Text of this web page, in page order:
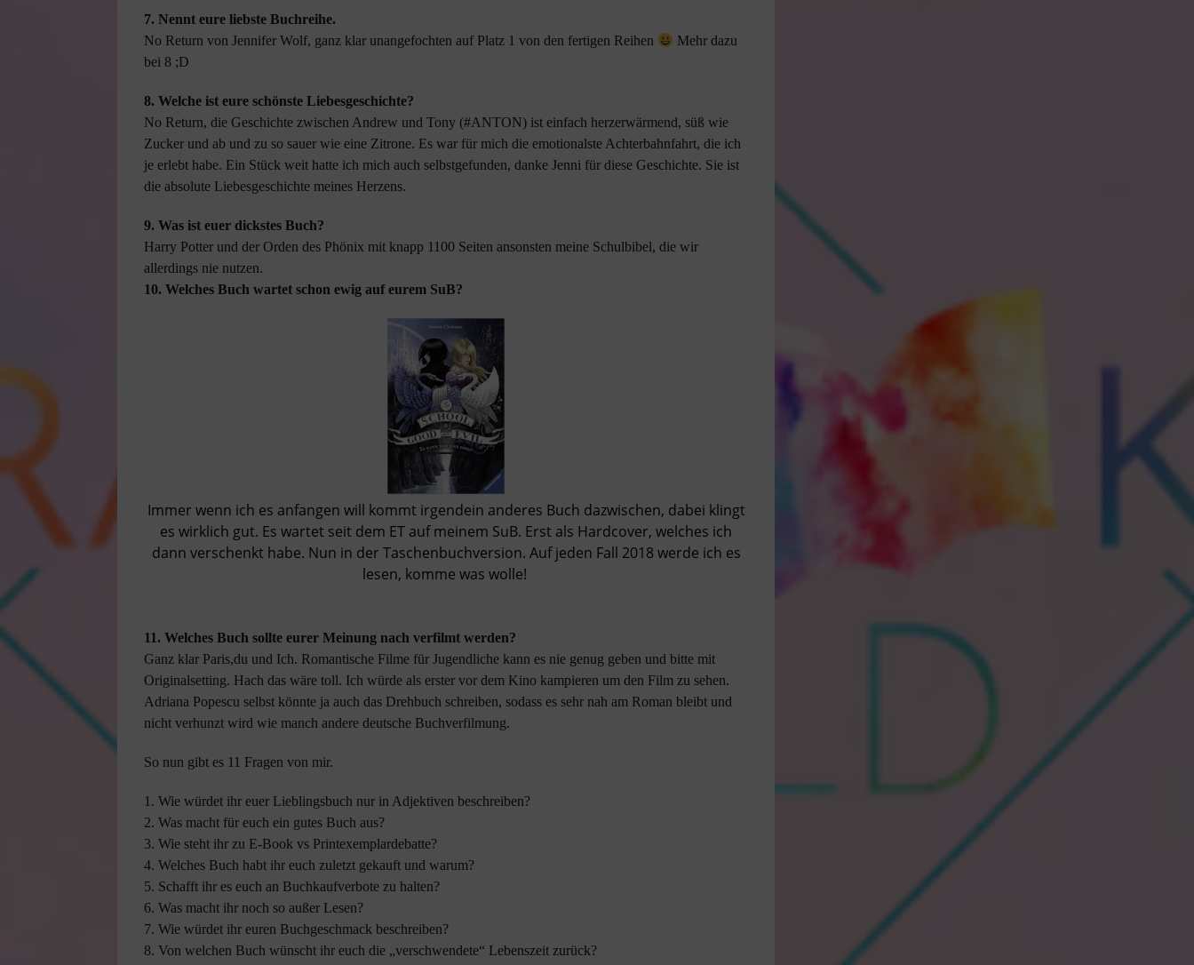
7. Nennt eure liebste Buchreihe.
No Return von Jennifer Wolf, ganz klar unangefochten auf Platz 1 von den fertigen Reihen
Mehr dazu
bei 8 ;D
8. Welche ist eure schönste Liebesgeschichte?
No Return, die Geschichte zwischen Andrew und Tony (#ANTON) ist einfach herzerwärmend, süß wie
Zucker und ab und zu so sauer wie eine Zitrone. Es war für mich die emotionalste Achterbahnfahrt, die ich
je erlebt habe. Ein Stück weit hatte ich mich auch selbstgefunden, danke Jenni für diese Geschichte. Sie ist
die absolute Liebesgeschichte meines Herzens.
9. Was ist euer dickstes Buch?
Harry Potter und der Orden des Phönix mit knapp 1100 Seiten ansonsten meine Schulbibel, die wir
allerdings nie nutzen.
10. Welches Buch wartet schon ewig auf eurem SuB?
Immer wenn ich es anfangen will kommt irgendein anderes Buch dazwischen, dabei klingt
es wirklich gut. Es wartet seit dem ET auf meinem SuB. Erst als Hardcover, welches ich
dann verschenkt habe. Nun in der Taschenbuchversion. Auf jeden Fall 2018 werde ich es
lesen, komme was wolle!
11. Welches Buch sollte eurer Meinung nach verfilmt werden?
Ganz klar Paris,du und Ich. Romantische Filme für Jugendliche kann es nie genug geben und bitte mit
Originalsetting. Hach das wäre toll. Ich würde als erster vor dem Kino kampieren um den Film zu sehen.
Adriana Popescu selbst könnte ja auch das Drehbuch schreiben, sodass es sehr nah am Roman bleibt und
nicht verhunzt wird wie manch andere deutsche Buchverfilmung.
So nun gibt es 11 Fragen von mir.
1. Wie würdet ihr euer Lieblingsbuch nur in Adjektiven beschreiben?
2. Was macht für euch ein gutes Buch aus?
3. Wie steht ihr zu E-Book vs Printexemplardebatte?
4. Welches Buch habt ihr euch zuletzt gekauft und warum?
5. Schafft ihr es euch an Buchkaufverbote zu halten?
6. Was macht ihr noch so außer Lesen?
7. Wie würdet ihr euren Buchgeschmack beschreiben?
8. Von welchen Buch wünscht ihr euch die „verschwendete“ Lebenszeit zurück?